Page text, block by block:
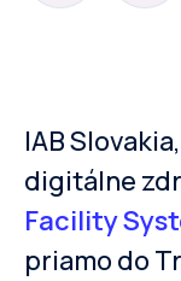
IAB
digitálne
Facility
priamo do